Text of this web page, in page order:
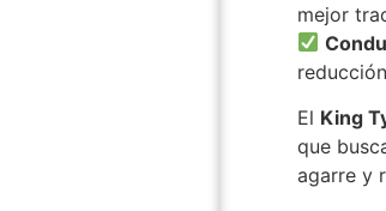
mejor
El King
que
agarre y